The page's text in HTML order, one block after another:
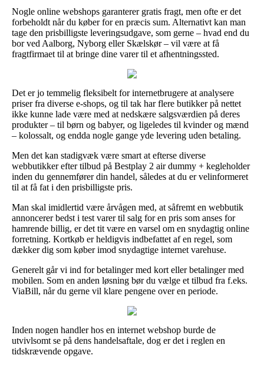
Nogle online webshops garanterer gratis fragt, men ofte er det
forbeholdt når du køber for en præcis sum. Alternativt kan man
tage den prisbilligste leveringsudgave, som gerne – hvad end du
bor ved Aalborg, Nyborg eller Skælskør – vil være at få
fragtfirmaet til at bringe dine varer til et afhentningssted.
Det er jo temmelig fleksibelt for internetbrugere at analysere
priser fra diverse e-shops, og til tak har flere butikker på nettet
ikke kunne lade være med at nedskære salgsværdien på deres
produkter – til børn og babyer, og ligeledes til kvinder og mænd
– kolossalt, og endda nogle gange yde levering uden betaling.
Men det kan stadigvæk være smart at efterse diverse
webbutikker efter tilbud på Bestplay 2 air dummy + kegleholder
inden du gennemfører din handel, således at du er velinformeret
til at få fat i den prisbilligste pris.
Man skal imidlertid være årvågen med, at såfremt en webbutik
annoncerer bedst i test varer til salg for en pris som anses for
hamrende billig, er det tit være en varsel om en snydagtig online
forretning. Kortkøb er heldigvis indbefattet af en regel, som
dækker dig som køber imod snydagtige internet varehuse.
Generelt går vi ind for betalinger med kort eller betalinger med
mobilen. Som en anden løsning bør du vælge et tilbud fra f.eks.
ViaBill, når du gerne vil klare pengene over en periode.
Inden nogen handler hos en internet webshop burde de
utvivlsomt se på dens handelsaftale, dog er det i reglen en
tidskrævende opgave.